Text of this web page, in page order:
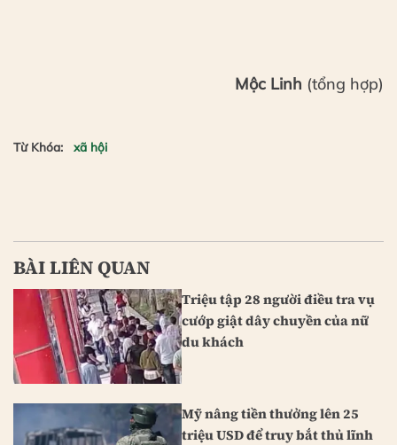
Mộc Linh (tổng hợp)
Từ Khóa: xã hội
BÀI LIÊN QUAN
Triệu tập 28 người điều tra vụ
cướp giật dây chuyền của nữ
du khách
Mỹ nâng tiền thưởng lên 25
triệu USD để truy bắt thủ lĩnh